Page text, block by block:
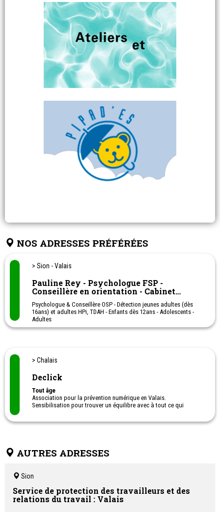
NOS ADRESSES PRÉFÉRÉES
> Sion - Valais
Pauline Rey - Psychologue FSP -
Conseillère en orientation - Cabinet
Noesis
Psychologue & Conseillère OSP - Détection jeunes adultes (dès
16ans) et adultes HPi, TDAH - Enfants dès 12ans - Adolescents -
Adultes
Orientation scolaire et professionnelle
Gestion du stress
Estime de soi
TDAH…)
> Chalais
Declick
Tout âge
Association pour la prévention numérique en Valais.
Sensibilisation pour trouver un équilibre avec à tout ce qui
AUTRES ADRESSES
Sion
Service de protection des travailleurs et des
relations du travail : Valais